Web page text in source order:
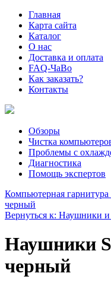
Главная
Карта сайта
Каталог
О нас
Доставка и оплата
FAQ-ЧаВо
Как заказать?
Контакты
Обзоры
Чистка
Проблемы с
Диагностика
Помощь экспертов
Компьютерная гарнитура
черный
Вернуться к: Наушники
Наушники
черный